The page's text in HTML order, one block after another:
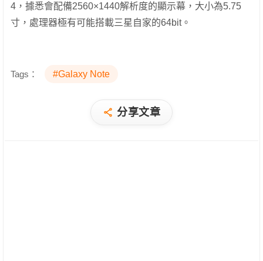
4，據悉會配備2560×1440解析度的顯示幕，大小為5.75
寸，處理器極有可能搭載三星自家的64bit。
Tags： #Galaxy Note
分享文章